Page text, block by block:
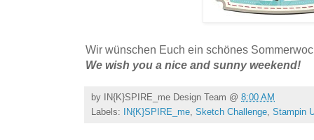
Wir wünschen Euch ein schönes
We wish you a nice and sunny weekend!
by IN{K}SPIRE_me Design Team @ 8:00 AM
Labels:
IN{K}SPIRE_me, Sketch Challenge, Stampin